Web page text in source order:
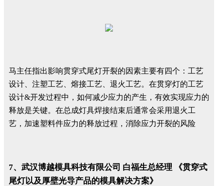
马主任指出影响贯穿式尾灯开裂的因素主要有四个：工艺
设计、注塑工艺、熔接工艺、退火工艺。在贯穿灯的工艺
设计&开发过程中，如何减少应力的产生，有效实现应力的
释放是关键。在总成灯具焊接结束后通常会采用退火工
艺，加速塑料件应力的释放过程，消除应力开裂的风险
7、武汉博越模具科技有限公司 白福生总经理 《贯穿式
尾灯以及厚壁光导产品的模具解决方案》